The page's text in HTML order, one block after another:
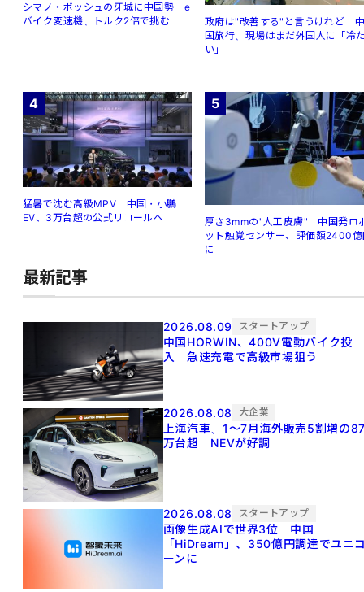
シマノ・ボッシュの牙城に中国勢 e
バイク変速機、トルク2倍で挑む
政府は"改善する"と言うけれど
国旅行、現場はまだ外国人に「冷
い」
4
猛暑で沈む高級MPV 中国・小鵬
EV、3万台超の公式リコールへ
5
厚さ3mmの"人工皮膚" 中国発ロ
ット触覚センサー、評価額2400
に
最新記事
2026.08.09 スタートアップ
中国HORWIN、400V電動バイク投
入 急速充電で高級市場狙う
2026.08.08 大企業
上海汽車、1～7月海外販売5割増の
万台超 NEVが好調
2026.08.08 スタートアップ
画像生成AIで世界3位 中国
「HiDream」、350億円調達でユニ
ーンに